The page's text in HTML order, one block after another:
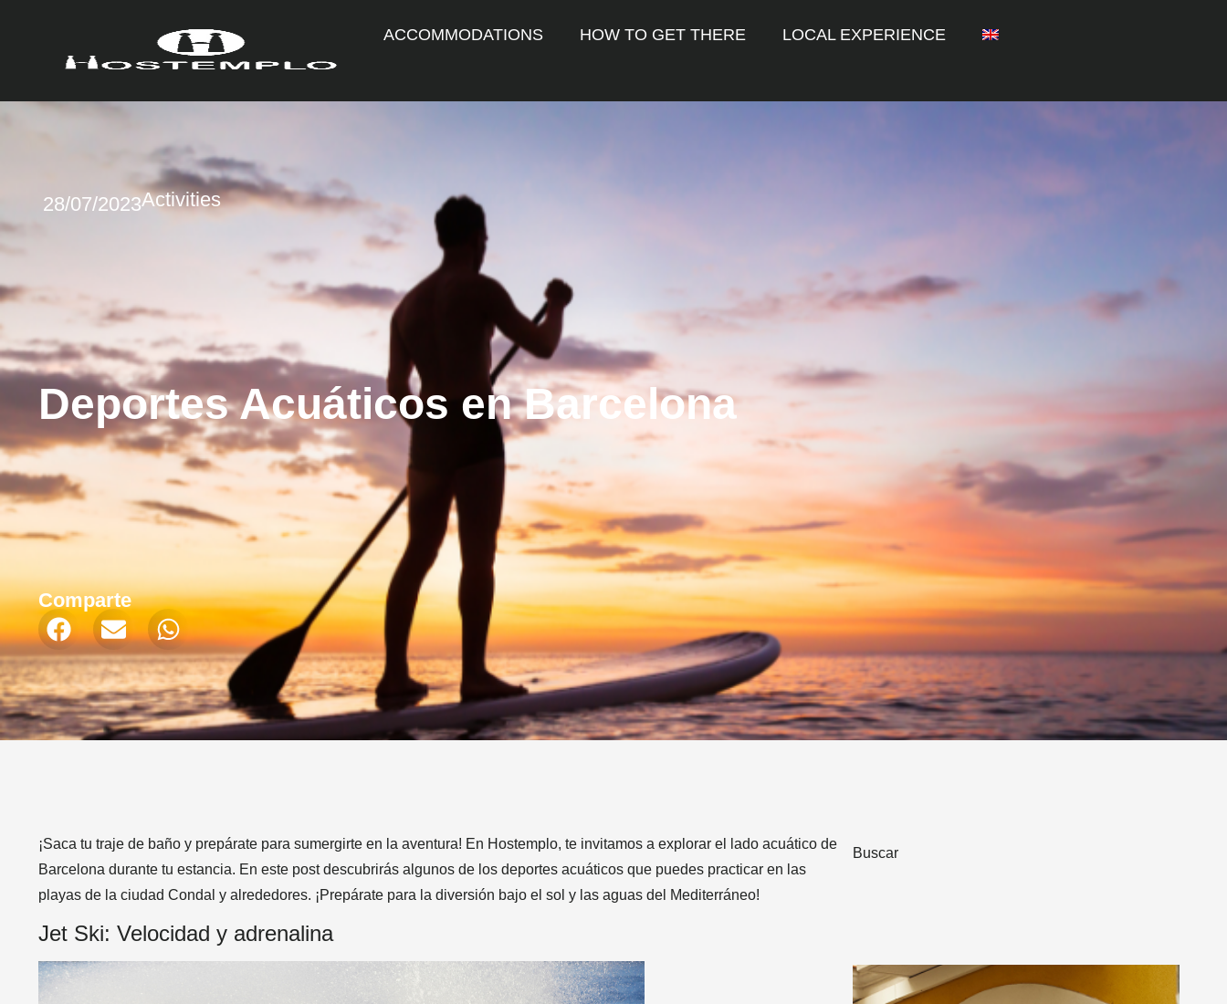
ACCOMMODATIONS HOW TO GET THERE LOCAL EXPERIENCE
28/07/2023Activities
Deportes Acuáticos en Barcelona
Comparte
¡Saca tu traje de baño y prepárate para sumergirte en la aventura! En Hostemplo, te invitamos a explorar el lado acuático de
Barcelona durante tu estancia. En este post descubrirás algunos de los deportes acuáticos que puedes practicar en las
playas de la ciudad Condal y alrededores. ¡Prepárate para la diversión bajo el sol y las aguas del Mediterráneo!
Jet Ski: Velocidad y adrenalina
Buscar